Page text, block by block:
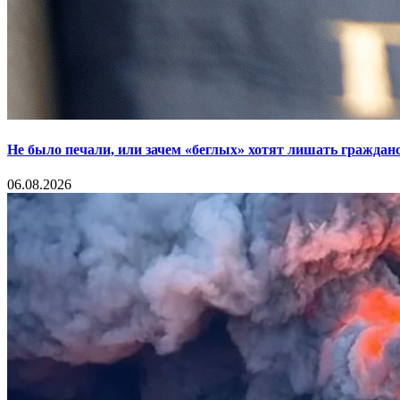
Не было печали, или зачем «беглых» хотят лишать
06.08.2026